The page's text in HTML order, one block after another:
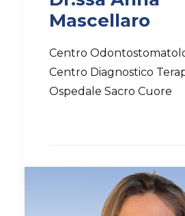
Mascellaro
Centro
Centro Diagnostico
Ospedale Sacro Cuore